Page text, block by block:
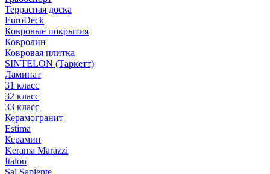
Террасная доска
EuroDeck
Ковровые покрытия
Ковролин
Ковровая плитка
SINTELON (Таркетт)
Ламинат
31 класс
32 класс
33 класс
Керамогранит
Estima
Керамин
Kerama Marazzi
Italon
Sal Sapiente